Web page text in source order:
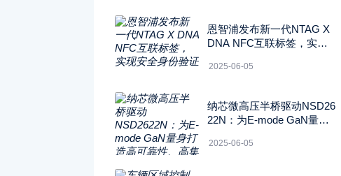
恩智浦发布新一代NTAG X
DNA NFC互联标签，实现
2025-06-05
纳芯微高压半桥驱动NSD26
22N：为E-mode GaN量身
案
2025-06-05